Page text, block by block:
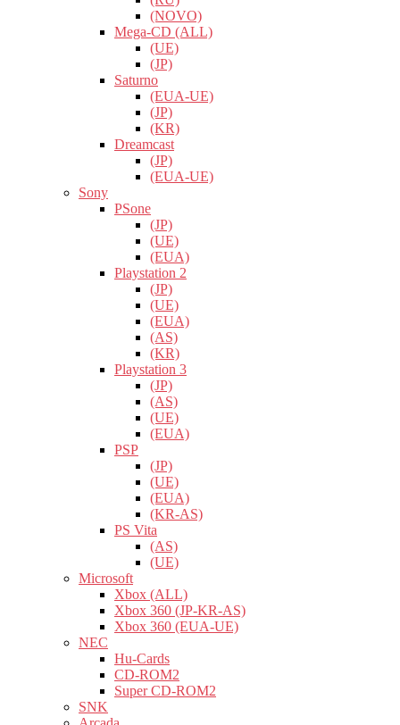
(NOVO)
Mega-CD (ALL)
(UE)
(JP)
Saturno
(EUA-UE)
(JP)
(KR)
Dreamcast
(JP)
(EUA-UE)
Sony
PSone
(JP)
(UE)
(EUA)
Playstation 2
(JP)
(UE)
(EUA)
(AS)
(KR)
Playstation 3
(JP)
(AS)
(UE)
(EUA)
PSP
(JP)
(UE)
(EUA)
(KR-AS)
PS Vita
(AS)
(UE)
Microsoft
Xbox (ALL)
Xbox 360 (JP-KR-AS)
Xbox 360 (EUA-UE)
NEC
Hu-Cards
CD-ROM2
Super CD-ROM2
SNK